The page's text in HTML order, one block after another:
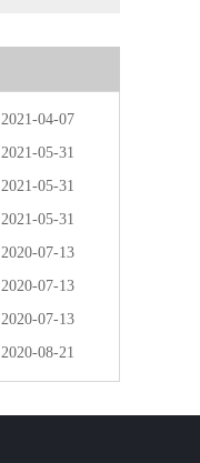
2021-04-07
2021-05-31
2021-05-31
2021-05-31
2020-07-13
2020-07-13
2020-07-13
2020-08-21